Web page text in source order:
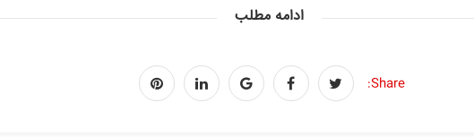
ادامه مطلب
Share: